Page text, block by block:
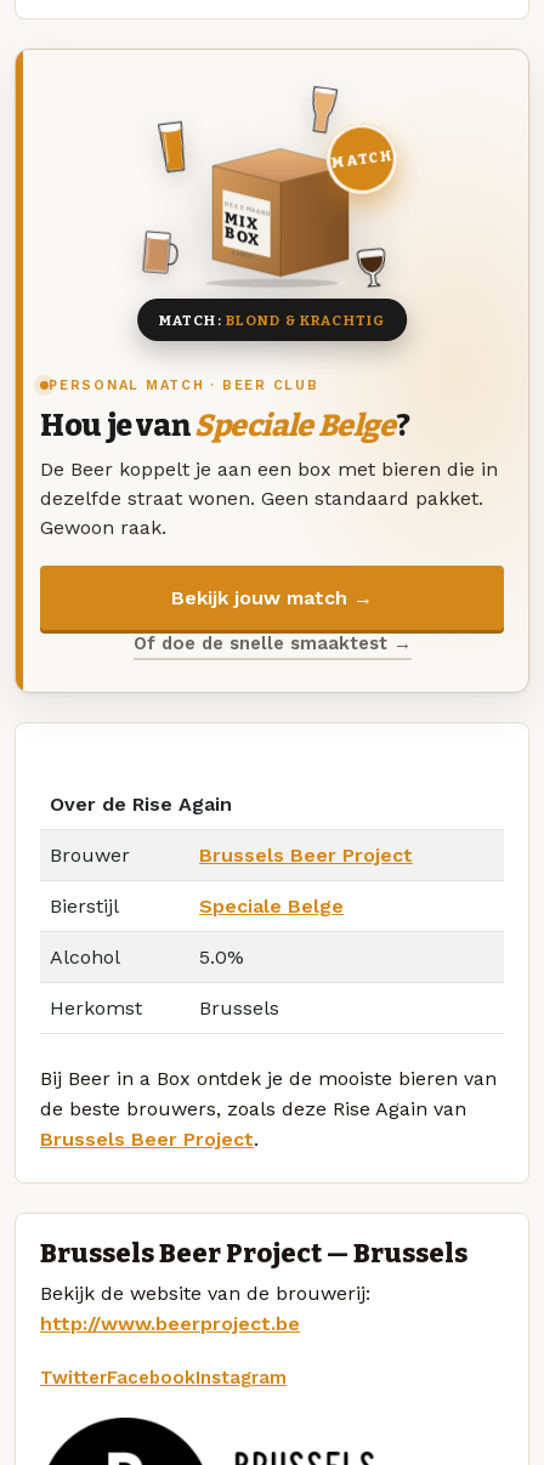
PERSONAL MATCH · BEER CLUB
Hou je vanSpeciale Belge?
De Beer koppelt je aan een box met bieren die in
dezelfde straat wonen. Geen standaard pakket.
Gewoon raak.
Bekijk jouw match →
Of doe de snelle smaaktest →
DEZE MAAND
MIX
BOX
8 BIEREN
MATCH
MATCH: BLOND & KRACHTIG
Over de Rise Again
Brouwer Brussels Beer Project
Bierstijl Speciale Belge
Alcohol 5.0%
Herkomst Brussels
Bij Beer in a Box ontdek je de mooiste bieren van
de beste brouwers, zoals deze Rise Again van
Brussels Beer Project.
Brussels Beer Project — Brussels
Bekijk de website van de brouwerij:
http://www.beerproject.be
TwitterFacebookInstagram